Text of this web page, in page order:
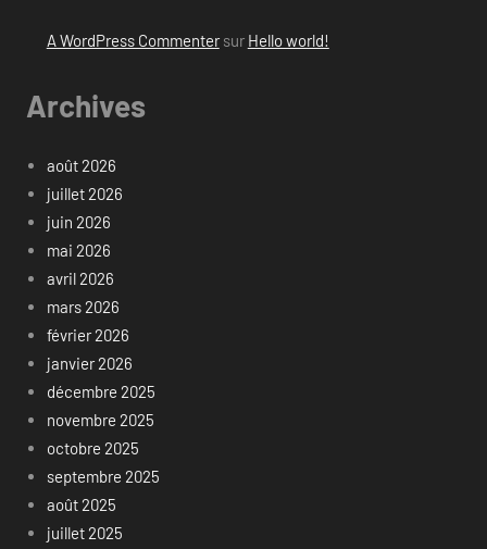
A WordPress Commentersur Hello world!
Archives
août 2026
juillet 2026
juin 2026
mai 2026
avril 2026
mars 2026
février 2026
janvier 2026
décembre 2025
novembre 2025
octobre 2025
septembre 2025
août 2025
juillet 2025